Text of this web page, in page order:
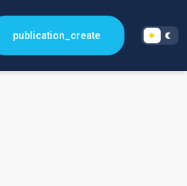
publication_create